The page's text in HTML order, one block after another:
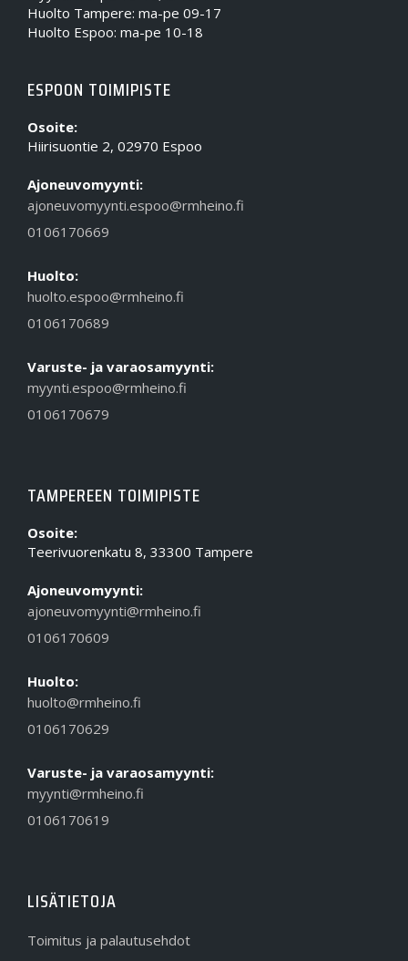
Huolto Tampere: ma-pe 09-17
Huolto Espoo: ma-pe 10-18
ESPOON TOIMIPISTE
Osoite:
Hiirisuontie 2, 02970 Espoo
Ajoneuvomyynti:
ajoneuvomyynti.espoo@rmheino.fi
0106170669
Huolto:
huolto.espoo@rmheino.fi
0106170689
Varuste- ja varaosamyynti:
myynti.espoo@rmheino.fi
0106170679
TAMPEREEN TOIMIPISTE
Osoite:
Teerivuorenkatu 8, 33300 Tampere
Ajoneuvomyynti:
ajoneuvomyynti@rmheino.fi
0106170609
Huolto:
huolto@rmheino.fi
0106170629
Varuste- ja varaosamyynti:
myynti@rmheino.fi
0106170619
LISÄTIETOJA
Toimitus ja palautusehdot